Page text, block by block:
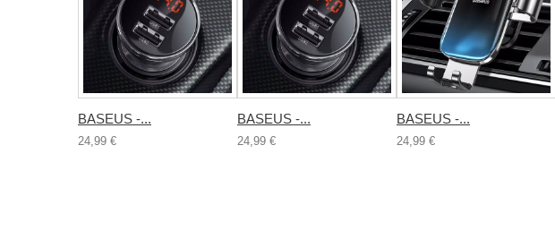
BASEUS -...
24,99 €
BASEUS -...
24,99 €
BASEUS -...
24,99 €